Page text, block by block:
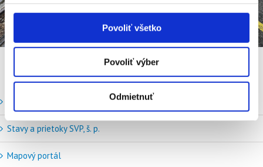
Povoliť všetko
Povoliť výber
Odmietnuť
Vodné stavy a prietoky SHMU
Stavy a prietoky SVP, š. p.
Mapový portál